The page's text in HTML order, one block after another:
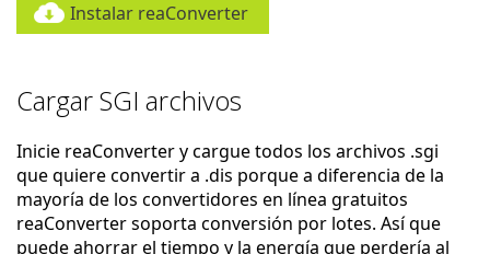
Instalar reaConverter
Cargar SGI archivos
Inicie reaConverter y cargue todos los archivos .sgi
que quiere convertir a .dis porque a diferencia de la
mayoría de los convertidores en línea gratuitos
reaConverter soporta conversión por lotes. Así que
puede ahorrar el tiempo y la energía que perdería al